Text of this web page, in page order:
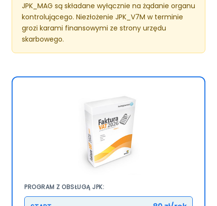
JPK_MAG są składane wyłącznie na żądanie organu
kontrolującego. Niezłożenie JPK_V7M w terminie
grozi karami finansowymi ze strony urzędu
skarbowego.
PROGRAM Z OBSŁUGĄ JPK: